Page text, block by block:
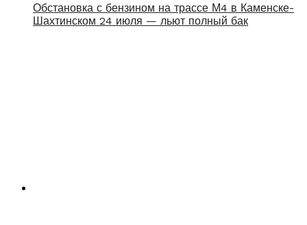
Обстановка с бензином на трассе М4 в Каменске-
Шахтинском 24 июля — льют полный бак